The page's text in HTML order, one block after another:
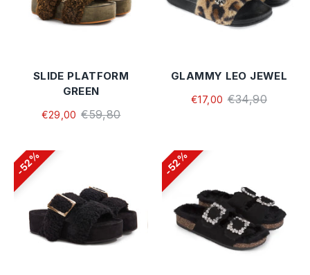
SLIDE PLATFORM
GREEN
€29,00 €59,80
GLAMMY LEO JEWEL
€17,00 €34,90
52% 52%